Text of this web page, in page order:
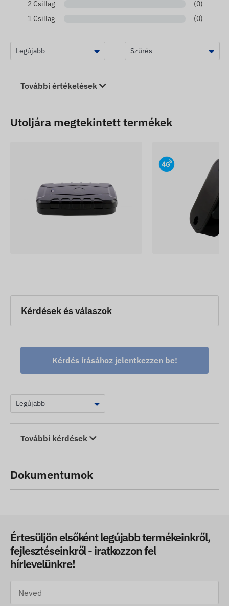
átlépése (szoftveresen).
Mozgás és dőlésszög változás észlelése.
Mágneses jelenlét változásának jelzése.
A csomag tartalma
TELTONIKA BTSMP14NB801 EYE SENSOR
Üzembehelyezési útmutató
Az EYE SENSOR önmagában nem végez műholdas
helymeghatározást; működéséhez Bluetooth (BLE)
kapcsolatra képes GPS nyomkövető készülék vagy
mobilalkalmazás szükséges. A hatékony
kommunikációhoz az eszközöknek a beállított
Bluetooth hatótávolságon belül kell tartózkodniuk.
előzetes értesítés nélkül módosítson a termék
egyes paraméterein vagy csomagolásán - az
kiértékelése után történik meg.
2 Csillag
(0)
1 Csillag
(0)
További értékelések
Utoljára megtekintett termékek
Kérdések és válaszok
Kérdés írásához jelentkezzen be!
További kérdések
Dokumentumok
Értesüljön elsőként legújabb termékeinkről,
fejlesztéseinkről - iratkozzon fel
hírlevelünkre!